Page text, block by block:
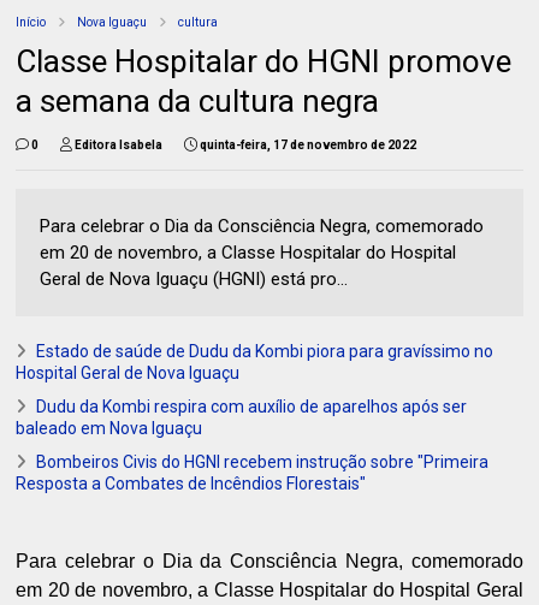
Início Nova Iguaçu cultura
Classe Hospitalar do HGNI promove
a semana da cultura negra
0 Editora Isabela quinta-feira, 17 de novembro de 2022
Para celebrar o Dia da Consciência Negra, comemorado
em 20 de novembro, a Classe Hospitalar do Hospital
Geral de Nova Iguaçu (HGNI) está pro...
Estado de saúde de Dudu da Kombi piora para gravíssimo no
Hospital Geral de Nova Iguaçu
Dudu da Kombi respira com auxílio de aparelhos após ser
baleado em Nova Iguaçu
Bombeiros Civis do HGNI recebem instrução sobre "Primeira
Resposta a Combates de Incêndios Florestais"
Para celebrar o Dia da Consciência Negra, comemorado
em 20 de novembro, a Classe Hospitalar do Hospital Geral